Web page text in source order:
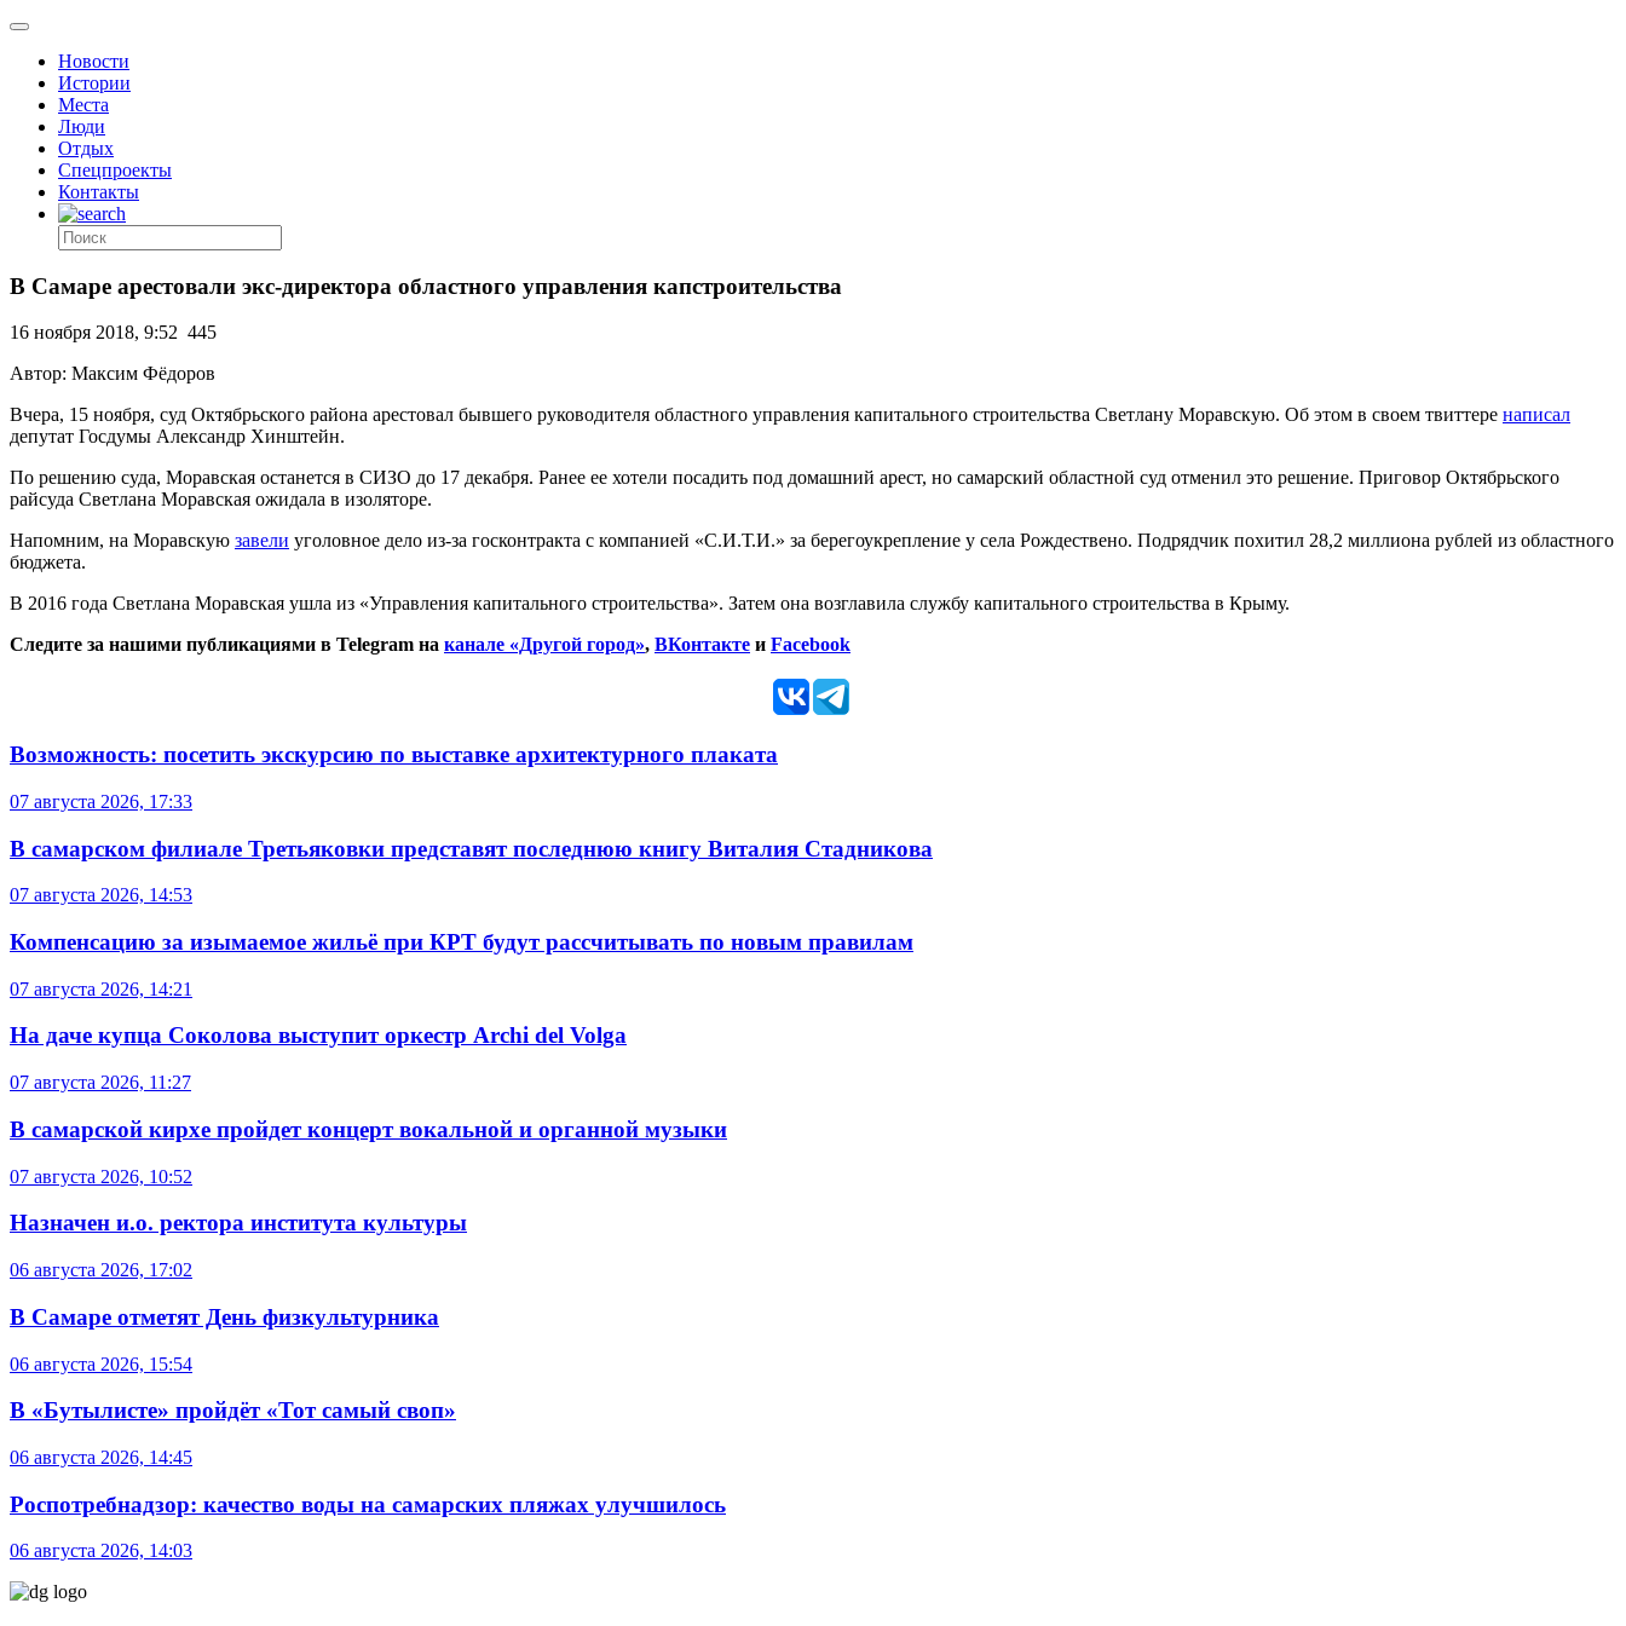
Новости
Истории
Места
Люди
Отдых
Спецпроекты
Контакты
В Самаре арестовали экс-директора областного управления капстроительства
16 ноября 2018, 9:52 445
Автор: Максим Фёдоров
Вчера, 15 ноября, суд Октябрьского района арестовал бывшего руководителя областного управления капитального строительства Светлану Моравскую. Об этом в своем твиттере написал
депутат Госдумы Александр Хинштейн.
По решению суда, Моравская останется в СИЗО до 17 декабря. Ранее ее хотели посадить под домашний арест, но самарский областной суд отменил это решение. Приговор Октябрьского
райсуда Светлана Моравская ожидала в изоляторе.
Напомним, на Моравскую завели уголовное дело из-за госконтракта с компанией «С.И.Т.И.» за берегоукрепление у села Рождествено. Подрядчик похитил 28,2 миллиона рублей из областного
бюджета.
В 2016 года Светлана Моравская ушла из «Управления капитального строительства». Затем она возглавила службу капитального строительства в Крыму.
Следите за нашими публикациями в Telegram на канале «Другой город», ВКонтакте и Facebook
Возможность: посетить экскурсию по выставке архитектурного плаката
07 августа 2026, 17:33
В самарском филиале Третьяковки представят последнюю книгу Виталия Стадникова
07 августа 2026, 14:53
Компенсацию за изымаемое жильё при КРТ будут рассчитывать по новым правилам
07 августа 2026, 14:21
На даче купца Соколова выступит оркестр Archi del Volga
07 августа 2026, 11:27
В самарской кирхе пройдет концерт вокальной и органной музыки
07 августа 2026, 10:52
Назначен и.о. ректора института культуры
06 августа 2026, 17:02
В Самаре отметят День физкультурника
06 августа 2026, 15:54
В «Бутылисте» пройдёт «Тот самый своп»
06 августа 2026, 14:45
Роспотребнадзор: качество воды на самарских пляжах улучшилось
06 августа 2026, 14:03